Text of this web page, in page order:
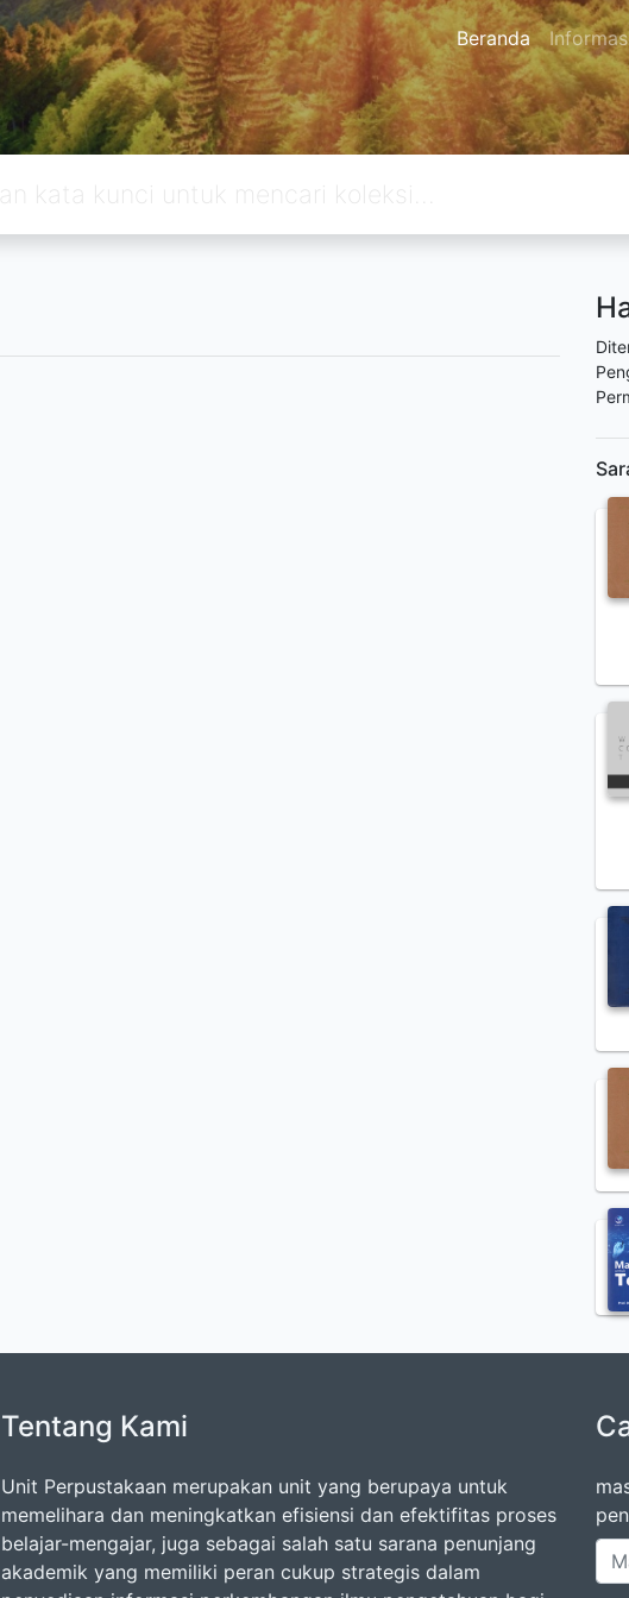
Beranda
Tentang Kami
Unit Perpustakaan merupakan unit yang berupaya untuk
memelihara dan meningkatkan efisiensi dan efektifitas proses
belajar-mengajar, juga sebagai salah satu sarana penunjang
akademik yang memiliki peran cukup strategis dalam